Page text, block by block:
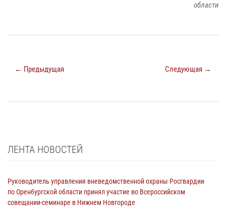
области
← Предыдущая Следующая →
ЛЕНТА НОВОСТЕЙ
Руководитель управления вневедомственной охраны Росгвардии
по Оренбургской области принял участие во Всероссийском
совещании-семинаре в Нижнем Новгороде